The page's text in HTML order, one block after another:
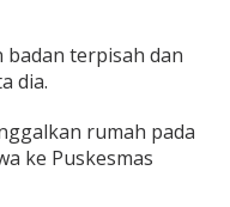
badan terpisah dan
dia.
rumah pada
ke Puskesmas